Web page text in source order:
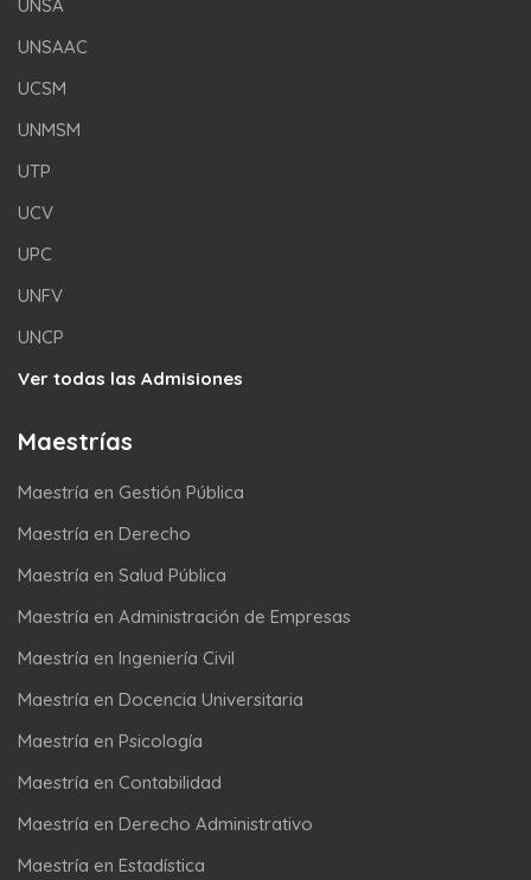
UNSA
UNSAAC
UCSM
UNMSM
UTP
UCV
UPC
UNFV
UNCP
Ver todas las Admisiones
Maestrías
Maestría en Gestión Pública
Maestría en Derecho
Maestría en Salud Pública
Maestría en Administración de Empresas
Maestría en Ingeniería Civil
Maestría en Docencia Universitaria
Maestría en Psicología
Maestría en Contabilidad
Maestría en Derecho Administrativo
Maestría en Estadística